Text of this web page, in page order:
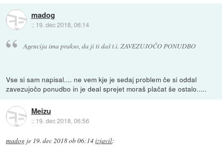
madog
:: 19. dec 2018, 06:14
Agencija ima prakso, da ji ti daš t.i. ZAVEZUJOČO PONUDBO
Vse si sam napisal.... ne vem kje je sedaj problem če si oddal
zavezujočo ponudbo in je deal sprejet moraš plačat še ostalo.....
Meizu
:: 19. dec 2018, 06:56
madog je 19. dec 2018 ob 06:14izjavil: